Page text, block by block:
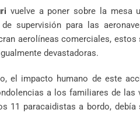
vuelve a poner sobre la mesa
supervisión para las
aerolíneas comerciales,
devastadoras.
el impacto humano de este
a los familiares de
11 paracaidistas a bordo,